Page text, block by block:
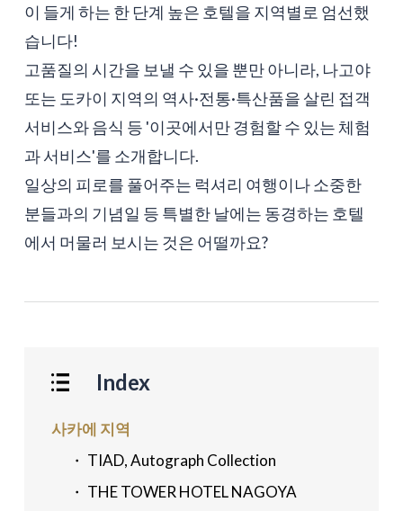
이 들게 하는 한 단계 높은 호텔을 지역별로 엄선했
습니다!
고품질의 시간을 보낼 수 있을 뿐만 아니라, 나고야
또는 도카이 지역의 역사·전통·특산품을 살린 접객
서비스와 음식 등 '이곳에서만 경험할 수 있는 체험
과 서비스'를 소개합니다.
일상의 피로를 풀어주는 럭셔리 여행이나 소중한
분들과의 기념일 등 특별한 날에는 동경하는 호텔
에서 머물러 보시는 것은 어떨까요?
Index
사카에 지역
・ TIAD, Autograph Collection
・ THE TOWER HOTEL NAGOYA